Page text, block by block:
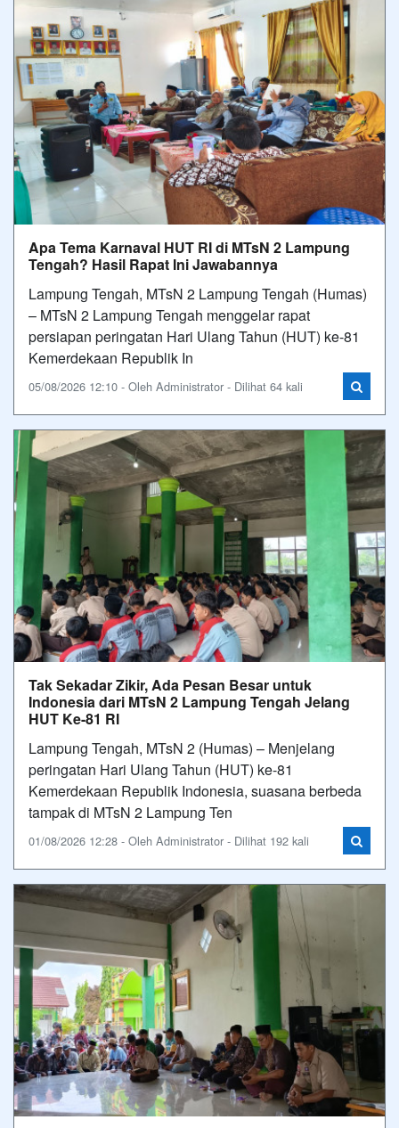
Apa Tema Karnaval HUT RI di MTsN 2 Lampung
Tengah? Hasil Rapat Ini Jawabannya
Lampung Tengah, MTsN 2 Lampung Tengah (Humas)
– MTsN 2 Lampung Tengah menggelar rapat
persiapan peringatan Hari Ulang Tahun (HUT) ke-81
Kemerdekaan Republik In
05/08/2026 12:10 - Oleh Administrator - Dilihat 64 kali
Tak Sekadar Zikir, Ada Pesan Besar untuk
Indonesia dari MTsN 2 Lampung Tengah Jelang
HUT Ke-81 RI
Lampung Tengah, MTsN 2 (Humas) – Menjelang
peringatan Hari Ulang Tahun (HUT) ke-81
Kemerdekaan Republik Indonesia, suasana berbeda
tampak di MTsN 2 Lampung Ten
01/08/2026 12:28 - Oleh Administrator - Dilihat 192 kali